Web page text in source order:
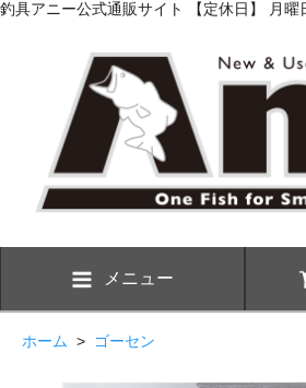
釣具アニー公式通販サイト 【定休日】 月曜
メニュー
ホーム > ゴーセン